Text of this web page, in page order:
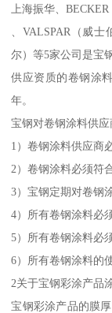
上海振华、BECKER
、VALSPAR（威
尔）等5家公司是宝
供应资质的卷钢涂
年。
宝钢对卷钢涂料供
1）卷钢涂料供应商
2）卷钢涂料必须符
3）宝钢定期对卷钢
4）所有卷钢涂料必
5）所有卷钢涂料必
6）所有卷钢涂料的
2关于宝钢彩涂产品
宝钢彩涂产品的膜